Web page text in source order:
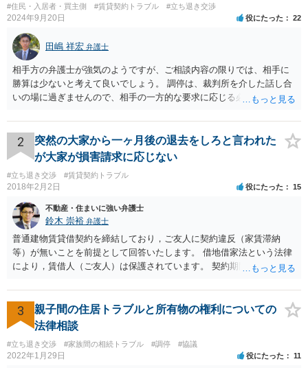
#住民・入居者・買主側 #賃貸契約トラブル #立ち退き交渉
2024年9月20日 役にたった 22
田嶋 祥宏 弁護士
相手方の弁護士が強気のようですが、ご相談内容の限りでは、相手に
勝算は少ないと考えて良いでしょう。 調停は、裁判所を介した話し合
いの場に過ぎませんので、相手の一方的な要求に応じる必要はなく、
ても拒否して大丈夫です。納得いかない場合は調停不調で終了にして
もらうと良いです。 そうすると裁判になりますが、相手に正当事由が
かなり少ないケースといえますので、立退請求は棄却、または相当程
度の立退料を提示しないと立退請求は認められないと思います。た
だ、裁判となった場合は、費用はかかりますが、弁護士を立てること
をおすすめします。 頑張ってください！
2
突然の大家から一ヶ月後の退去をしろと言われた
が大家が損害請求に応じない
#立ち退き交渉 #賃貸契約トラブル
2018年2月2日 役にたった 15
不動産・住まいに強い弁護士
鈴木 崇裕 弁護士
普通建物賃貸借契約を締結しており，ご友人に契約違反（家賃滞納
等）が無いことを前提として回答いたします。 借地借家法という法律
により，賃借人（ご友人）は保護されています。 契約期間途中であれ
一方的に終了させられてしまうことはありません。 さらに，契約期間
が満了するときであっても， 建物の老朽化が著しいとか，賃貸人（大
家さん）の居宅が無くなってしまったというような事情がない限り，
賃貸借契約は更新されます。 したがって，ご友人は，大家さんの要望
に応える必要はありません。 ご友人としては， Ａ 退去しないと主張
する Ｂ 退去しても良いが，相応の立退料を支払ってもらう という，
3
親子間の住居トラブルと所有物の権利についての
法律相談
#立ち退き交渉 #家族間の相続トラブル #調停 #協議
2022年1月29日 役にたった 11